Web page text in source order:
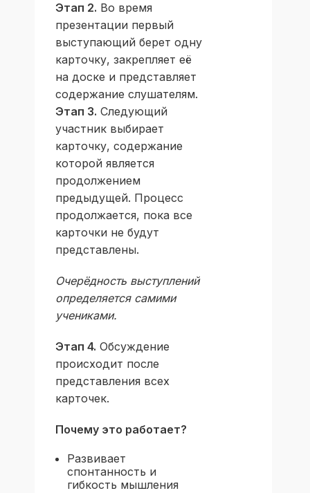
Этап 2. Во время
презентации первый
выступающий берет одну
карточку, закрепляет её
на доске и представляет
содержание слушателям.
Этап 3. Следующий
участник выбирает
карточку, содержание
которой является
продолжением
предыдущей. Процесс
продолжается, пока все
карточки не будут
представлены.
Очерёдность выступлений
определяется самими
учениками.
Этап 4. Обсуждение
происходит после
представления всех
карточек.
Почему это работает?
Развивает
спонтанность и
гибкость мышления